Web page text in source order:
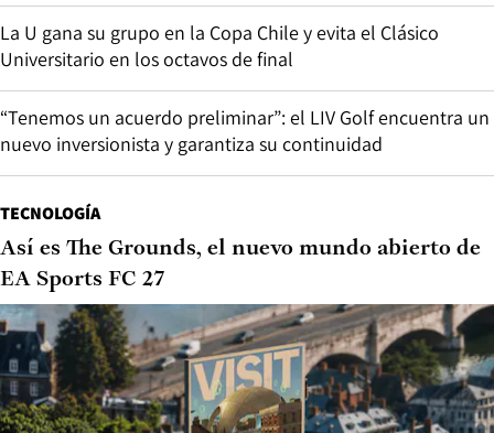
La U gana su grupo en la Copa Chile y evita el Clásico
Universitario en los octavos de final
“Tenemos un acuerdo preliminar”: el LIV Golf encuentra un
nuevo inversionista y garantiza su continuidad
TECNOLOGÍA
Así es The Grounds, el nuevo mundo abierto de
EA Sports FC 27